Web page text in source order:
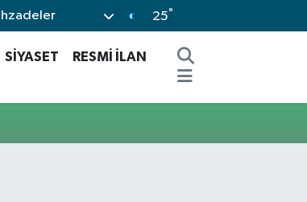
25°
SİYASET
RESMİ İLAN